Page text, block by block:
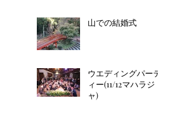
山での結婚式
ウエディングパーテ
ィー(11/12マハラジ
ャ)